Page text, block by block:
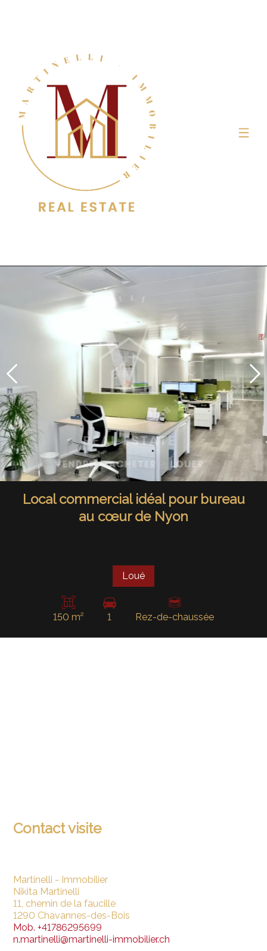
Local commercial idéal pour bureau
au cœur de Nyon
Loué
150 m² 1 Rez-de-chaussée
Contact visite
Martinelli - Immobilier
Nikita Martinelli
11, chemin de la faucille
1290 Chavannes-des-Bois
Mob.+41786295699
n.martinelli@martinelli-immobilier.ch